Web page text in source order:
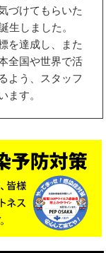
づけてもらいた
生しました。
を達成し、また
全国や世界で活
よう、スタッフ
ます。